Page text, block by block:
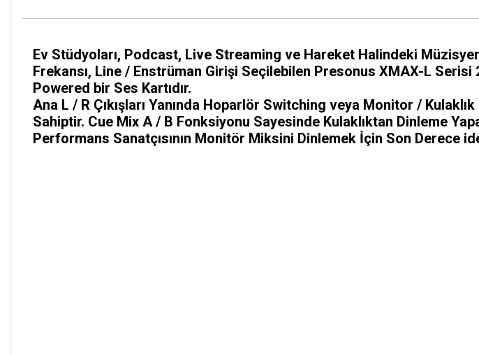
Ev Stüdyoları, Podcast, Live Streaming ve Hareket Halindeki
Frekansı, Line / Enstrüman Girişi Seçilebilen Presonus XMAX-L
Powered bir Ses Kartıdır.
Ana L / R Çıkışları Yanında Hoparlör Switching veya Monitor /
Sahiptir. Cue Mix A / B Fonksiyonu Sayesinde Kulaklıktan Dinleme
Performans Sanatçısının Monitör Miksini Dinlemek İçin Son Derece